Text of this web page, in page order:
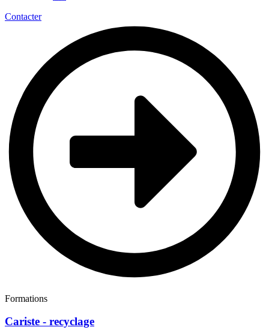
Contacter
Formations
Cariste - recyclage